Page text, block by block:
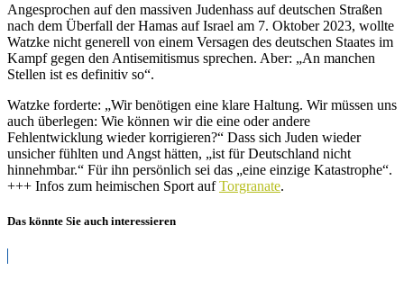
Angesprochen auf den massiven Judenhass auf deutschen Straßen
nach dem Überfall der Hamas auf Israel am 7. Oktober 2023, wollte
Watzke nicht generell von einem Versagen des deutschen Staates im
Kampf gegen den Antisemitismus sprechen. Aber: „An manchen
Stellen ist es definitiv so“.
Watzke forderte: „Wir benötigen eine klare Haltung. Wir müssen uns
auch überlegen: Wie können wir die eine oder andere
Fehlentwicklung wieder korrigieren?“ Dass sich Juden wieder
unsicher fühlten und Angst hätten, „ist für Deutschland nicht
hinnehmbar.“ Für ihn persönlich sei das „eine einzige Katastrophe“.
+++ Infos zum heimischen Sport aufTorgranate.
Das könnte Sie auch interessieren